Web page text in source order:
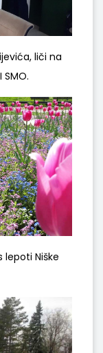
liči na
SMO.
lepoti Niške